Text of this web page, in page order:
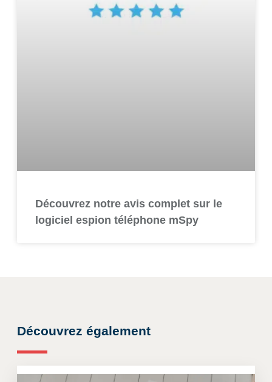
Découvrez notre avis complet sur le
logiciel espion téléphone mSpy
Découvrez également